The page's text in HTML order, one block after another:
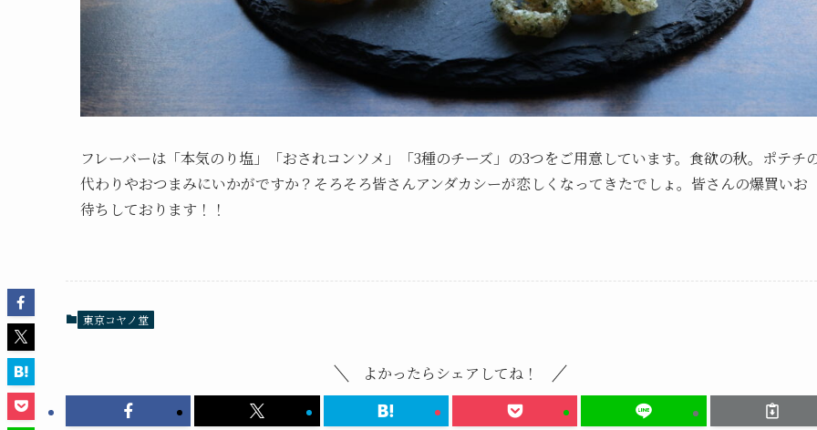
フレーバーは「本気のり塩」「おされコンソメ」「3種のチーズ」の3つをご用意しています。食欲の秋。ポテチ
代わりやおつまみにいかがですか？そろそろ皆さんアンダカシーが恋しくなってきたでしょ。皆さんの爆買いお
待ちしております！！
東京コヤノ堂
よかったらシェアしてね！